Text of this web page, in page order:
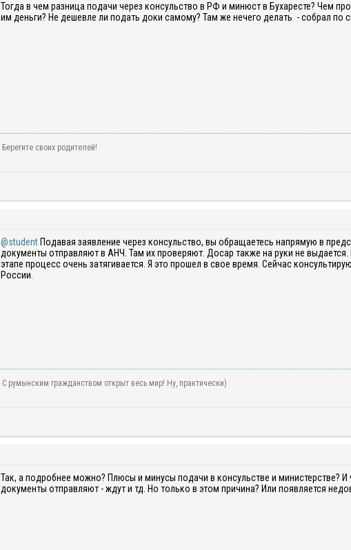
Тогда в чем разница подачи через консульство в РФ и минюст в Бухаресте? Чем
им деньги? Не дешевле ли подать доки самому? Там же нечего делать - собрал по
Берегите своих родителей!
@student Подавая заявление через консульство, вы обращаетесь напрямую в
документы отправляют в АНЧ. Там их проверяют. Досар также на руки не
этапе процесс очень затягивается. Я это прошел в свое время. Сейчас
России.
С румынским гражданством открыт весь мир! Ну, практически)
Так, а подробнее можно? Плюсы и минусы подачи в консульстве и министерстве?
документы отправляют - ждут и тд. Но только в этом причина? Или появляется